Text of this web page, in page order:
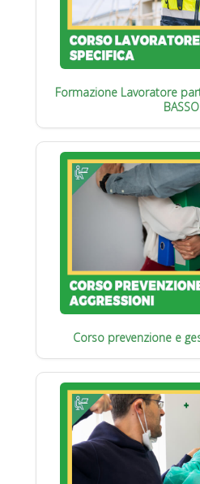
Formazione Lavoratore
BASSO
Corso prevenzione e